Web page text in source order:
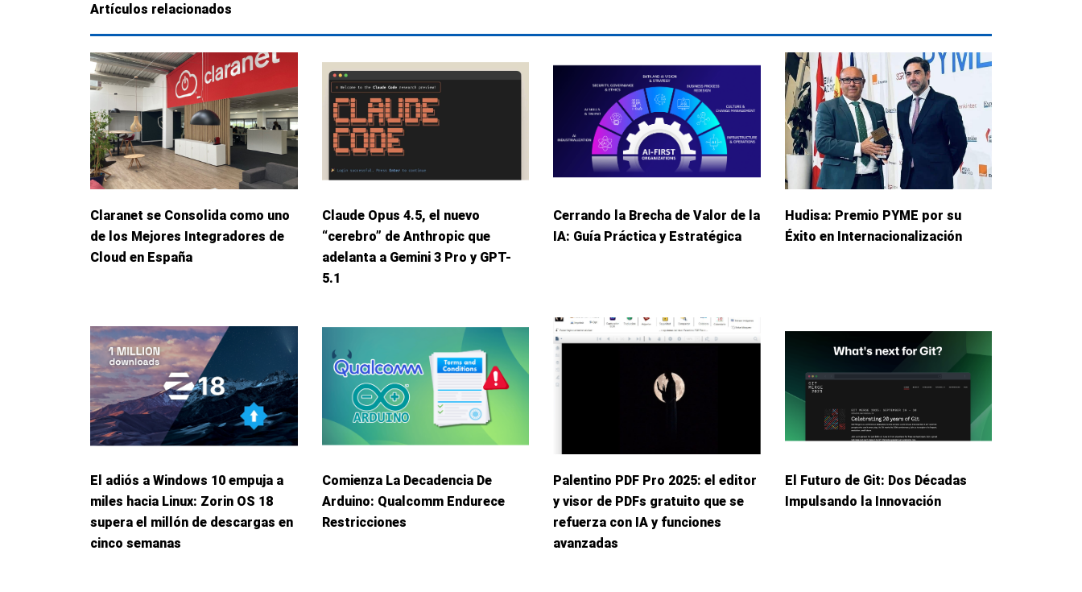
Artículos relacionados
Claranet se Consolida como uno
de los Mejores Integradores de
Cloud en España
Claude Opus 4.5, el nuevo
“cerebro” de Anthropic que
adelanta a Gemini 3 Pro y GPT-
5.1
Cerrando la Brecha de Valor de la
IA: Guía Práctica y Estratégica
Hudisa: Premio PYME por su
Éxito en Internacionalización
El adiós a Windows 10 empuja a
miles hacia Linux: Zorin OS 18
supera el millón de descargas en
cinco semanas
Comienza La Decadencia De
Arduino: Qualcomm Endurece
Restricciones
Palentino PDF Pro 2025: el editor
y visor de PDFs gratuito que se
refuerza con IA y funciones
avanzadas
El Futuro de Git: Dos Décadas
Impulsando la Innovación